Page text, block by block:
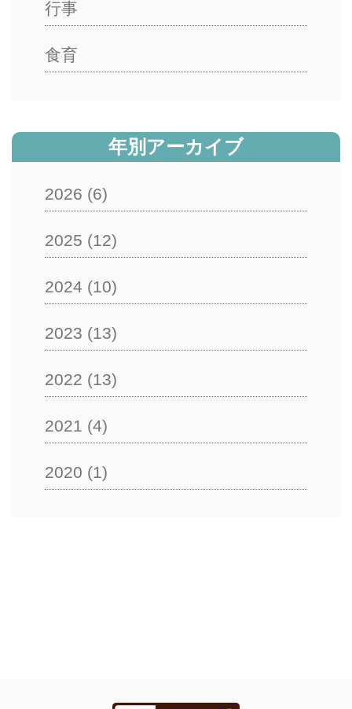
行事
食育
年別アーカイブ
2026 (6)
2025 (12)
2024 (10)
2023 (13)
2022 (13)
2021 (4)
2020 (1)